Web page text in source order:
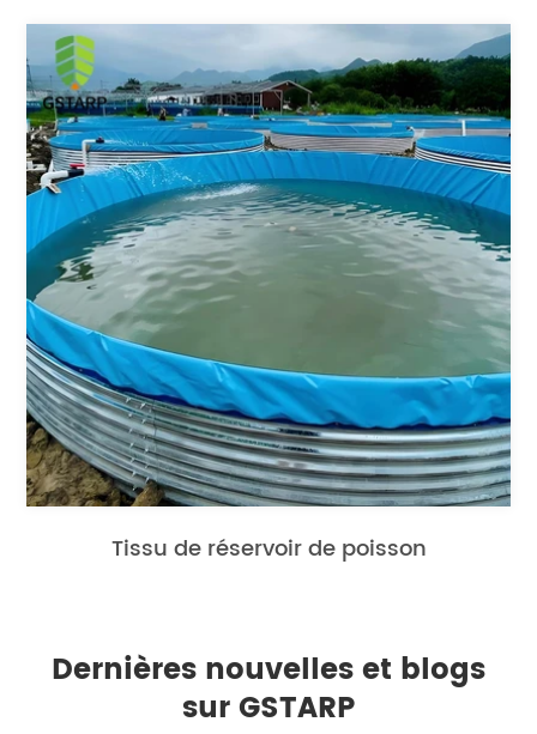
Tissu de réservoir de poisson
Dernières nouvelles et blogs
sur GSTARP